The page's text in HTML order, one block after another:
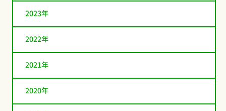
2023年
2022年
2021年
2020年